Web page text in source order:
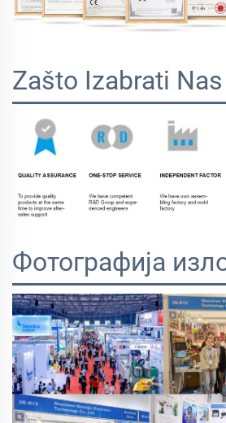
Zašto Izabrati Nas
Фотографија